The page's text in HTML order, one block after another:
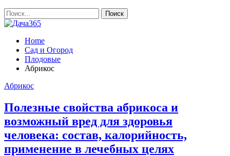
Home
Сад и Огород
Плодовые
Абрикос
Абрикос
Полезные свойства абрикоса и
возможный вред для здоровья
человека: состав, калорийность,
применение в лечебных целях